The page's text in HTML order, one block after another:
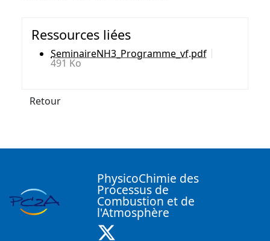
Ressources liées
SeminaireNH3_Programme_vf.pdf
491 Ko
Retour
PhysicoChimie des
Processus de
Combustion et de
l'Atmosphère